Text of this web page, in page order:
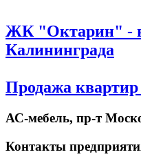
ЖК "Октарин" -
Калининграда
Продажа
АС-мебель, пр-т
Контакты